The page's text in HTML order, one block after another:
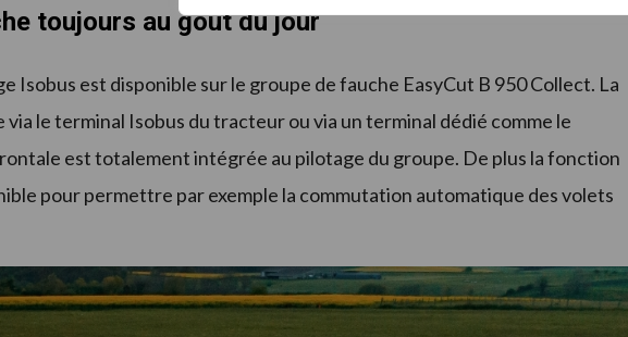
toujours au goût du jour
Isobus est disponible sur le groupe de fauche EasyCut B 950 Collect. La
le terminal Isobus du tracteur ou via un terminal dédié comme le
est totalement intégrée au pilotage du groupe. De plus la fonction
pour permettre par exemple la commutation automatique des volets